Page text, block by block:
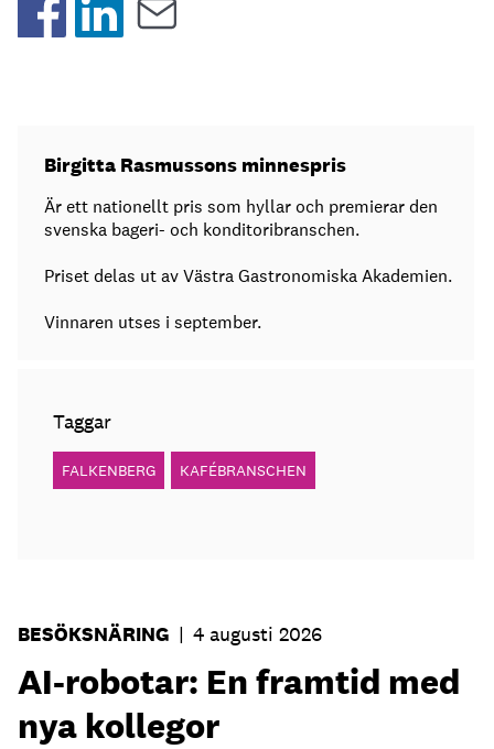
Birgitta Rasmussons minnespris
Är ett nationellt pris som hyllar och premierar den
svenska bageri- och konditoribranschen.
Priset delas ut av Västra Gastronomiska Akademien.
Vinnaren utses i september.
Taggar
FALKENBERG KAFÉBRANSCHEN
BESÖKSNÄRING | 4 augusti 2026
AI-robotar: En framtid med
nya kollegor